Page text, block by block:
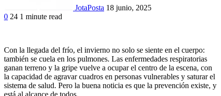
JotaPosta 18 junio, 2025
0 24 1 minute read
Con la llegada del frío, el invierno no solo se siente en el cuerpo:
también se cuela en los pulmones. Las enfermedades respiratorias
ganan terreno y la gripe vuelve a ocupar el centro de la escena, con
la capacidad de agravar cuadros en personas vulnerables y saturar el
sistema de salud. Pero la buena noticia es que la prevención existe, y